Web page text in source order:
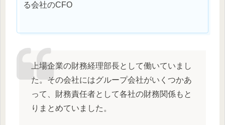
る会社のCFO
上場企業の財務経理部長として働いていまし
た。その会社にはグループ会社がいくつかあ
って、財務責任者として各社の財務関係もと
りまとめていました。